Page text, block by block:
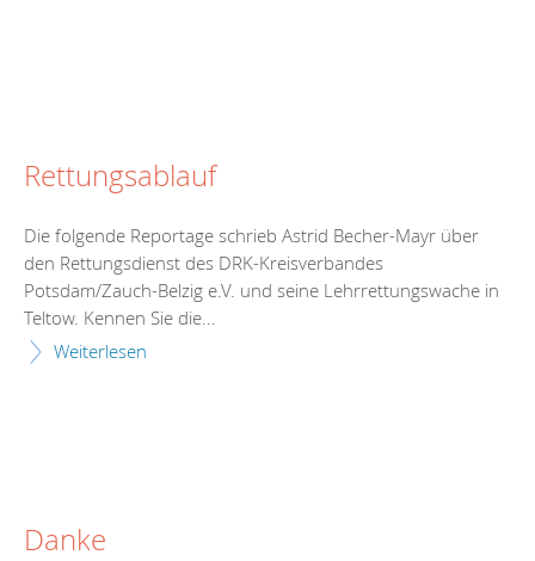
Rettungsablauf
Die folgende Reportage schrieb Astrid Becher-Mayr über
den Rettungsdienst des DRK-Kreisverbandes
Potsdam/Zauch-Belzig e.V. und seine Lehrrettungswache in
Teltow. Kennen Sie die...
Weiterlesen
Danke